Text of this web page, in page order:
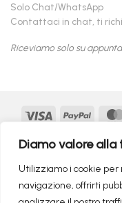
Diamo valore alla
Utilizziamo i cookie
navigazione, offrirti
Solo Chat/WhatsApp
Contattaci in chat, ti
Riceviamo solo su
Visa PayPal
Google
Copyright 2026 ©